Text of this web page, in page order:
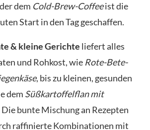
dem Cold-Brew-Coffeeist die
Start in den Tag geschaffen.
& kleine Gerichte liefert alles
und Rohkost, wie Rote-Bete-
, bis zu kleinen, gesunden
dem Süßkartoffelflan mit
Die bunte Mischung an Rezepten
raffinierte Kombinationen mit